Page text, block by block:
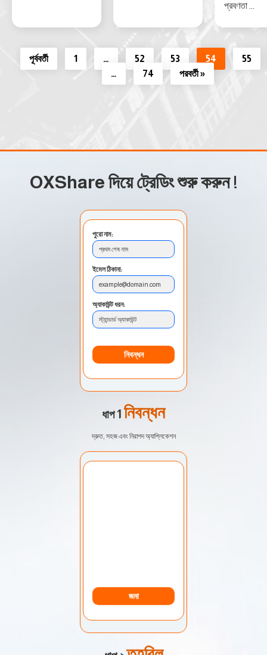
প্রবণতা ...
পূর্ববর্তী 1 … 52 53 54
55
…
74 পরবর্তী »
OXShare দিয়ে ট্রেডিং শুরু করুন!
পুরো নাম:
প্রথম শেষ নাম
ইমেল ঠিকানা:
example@domain.com
অ্যাকাউন্ট ধরন:
স্ট্যান্ডার্ড অ্যাকাউন্ট
নিবন্ধন
ধাপ 1 নিবন্ধন
দ্রুত, সহজ এবং নিরাপদ অ্যাপ্লিকেশন
জমা